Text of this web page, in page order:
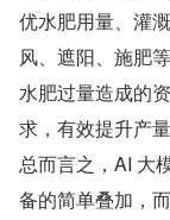
优水肥用量、灌
风、遮阳、施肥
水肥过量造成的
求，有效提升产量
总而言之，AI 大
备的简单叠加，